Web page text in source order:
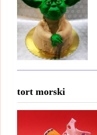
tort morski